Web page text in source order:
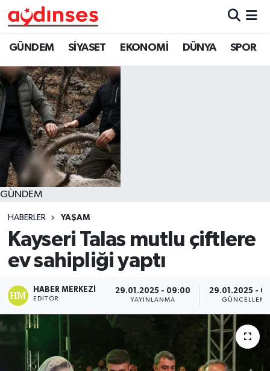
GÜNDEM SİYASET EKONOMİ DÜNYA SPOR
GÜNDEM
HABERLER YAŞAM
Kayseri Talas mutlu çiftlere
ev sahipliği yaptı
HABER MERKEZI
EDITÖR
29.01.2025 - 09:00
YAYINLANMA
29.01.2025 -
GÜNCELLEME
GÜNDEM
SİYASET
EKONOMİ
DÜNYA
SPOR
MAGAZİN
Nöbetçi Eczaneler
Hava Durumu
Aydin Namaz Vakitleri
Trafik Durumu
Süper Lig Puan Durumu ve Fikstür
Tüm Manşetler
Son Dakika Haberleri
Haber Arşivi